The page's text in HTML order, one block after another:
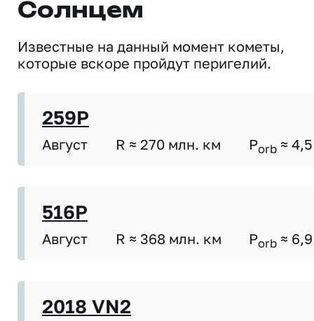
Солнцем
Известные на данный момент кометы,
которые вскоре пройдут перигелий.
259P
Август R ≈ 270 млн. км Porb ≈ 4,5
516P
Август R ≈ 368 млн. км Porb ≈ 6,9
2018 VN2